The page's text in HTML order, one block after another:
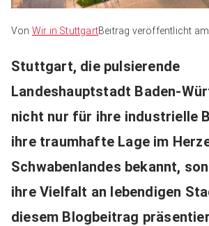
Von Wir in StuttgartBeitrag veröffentlicht am
Stuttgart, die pulsierende
Landeshauptstadt Baden-
nicht nur für ihre industrielle
ihre traumhafte Lage im
Schwabenlandes bekannt,
ihre Vielfalt an lebendigen
diesem Blogbeitrag